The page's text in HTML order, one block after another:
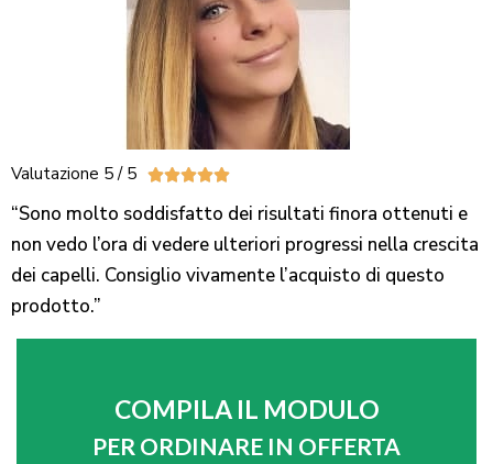
Valutazione 5 / 5 
“Sono molto soddisfatto dei risultati finora ottenuti e
non vedo l’ora di vedere ulteriori progressi nella crescita
dei capelli. Consiglio vivamente l’acquisto di questo
prodotto.”
COMPILA IL MODULO
PER ORDINARE IN OFFERTA